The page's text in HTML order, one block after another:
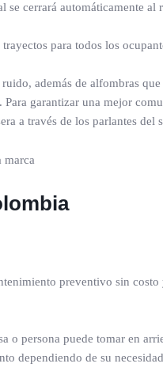
cerrará automáticamente al
para todos los
además de alfombras
garantizar una mejor
a través de los parlantes del
preventivo sin
o persona puede tomar en
dependiendo de su